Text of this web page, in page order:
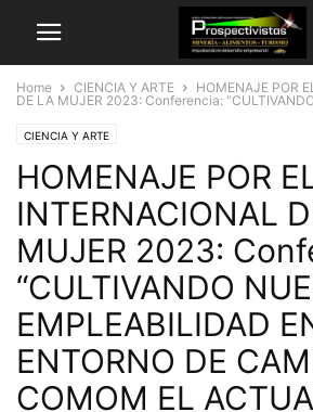
Home CIENCIA Y ARTE
HOMENAJE POR
DE LA MUJER 2023: Conferencia:
CIENCIA Y ARTE
HOMENAJE POR
INTERNACIONAL
MUJER 2023:
“CULTIVANDO
EMPLEABILIDAD
ENTORNO DE
COMOM EL